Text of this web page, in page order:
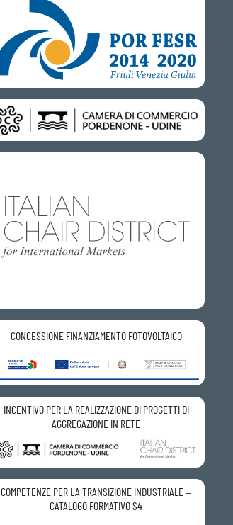
CONCESSIONE FINANZIAMENTO FOTOVOLTAICO
INCENTIVO PER LA REALIZZAZIONE DI PROGETTI DI
AGGREGAZIONE IN RETE
COMPETENZE PER LA TRANSIZIONE INDUSTRIALE –
CATALOGO FORMATIVO S4